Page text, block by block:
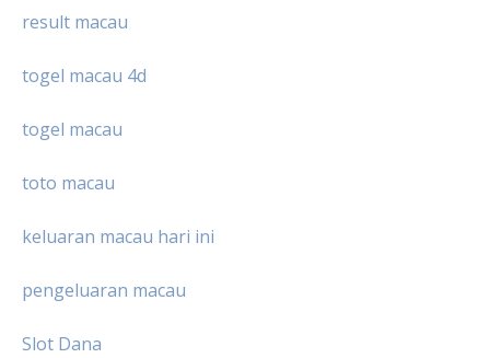
result macau
togel macau 4d
togel macau
toto macau
keluaran macau hari ini
pengeluaran macau
Slot Dana